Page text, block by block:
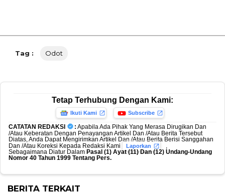
Tag : Odot
Tetap Terhubung Dengan Kami:
Ikuti Kami Subscribe
CATATAN REDAKSI : Apabila Ada Pihak Yang Merasa Dirugikan Dan
/Atau Keberatan Dengan Penayangan Artikel Dan /Atau Berita Tersebut
Diatas, Anda Dapat Mengirimkan Artikel Dan /Atau Berita Berisi Sanggahan
Dan /Atau Koreksi Kepada Redaksi Kami
Laporkan
,
Sebagaimana Diatur Dalam Pasal (1) Ayat (11) Dan (12) Undang-Undang
Nomor 40 Tahun 1999 Tentang Pers.
BERITA TERKAIT